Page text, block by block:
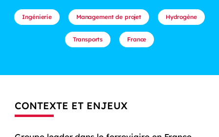
Ingénierie Management de projet Hydrogène
Transports France
CONTEXTE ET ENJEUX